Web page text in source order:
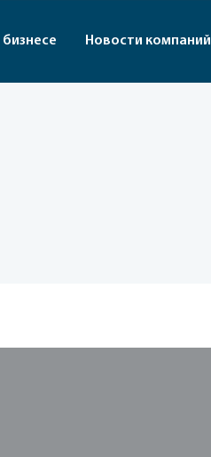
Новости компаний